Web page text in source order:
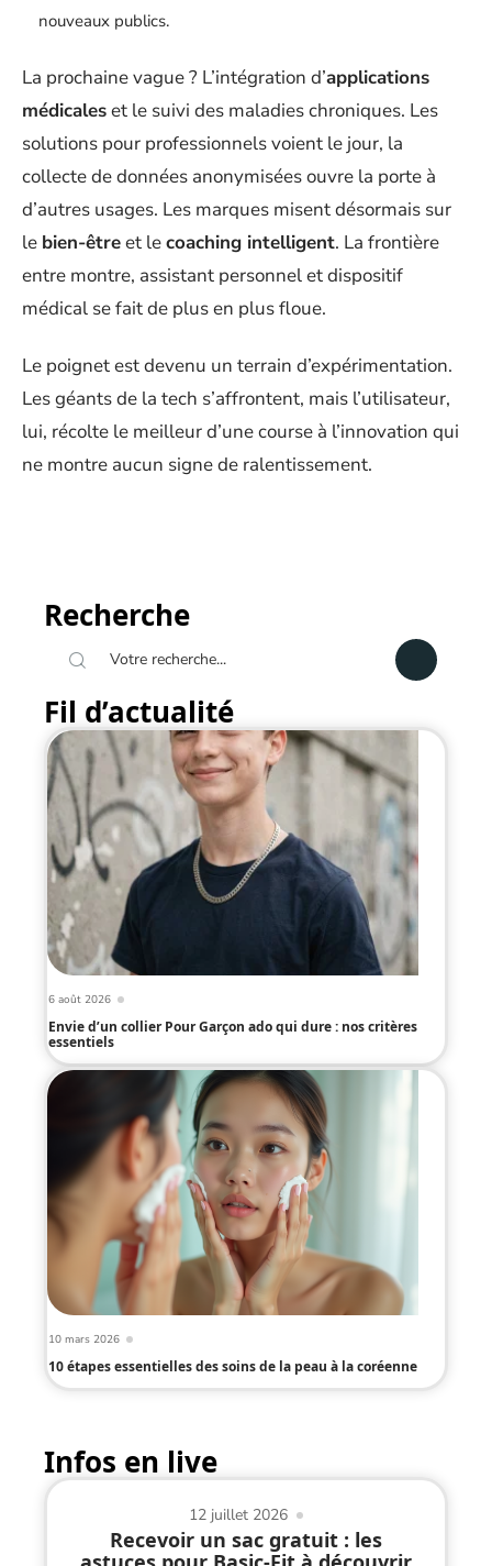
nouveaux publics.
La prochaine vague ? L’intégration d’applications
médicaleset le suivi des maladies chroniques. Les
solutions pour professionnels voient le jour, la
collecte de données anonymisées ouvre la porte à
d’autres usages. Les marques misent désormais sur
le bien-êtreet lecoaching intelligent. La frontière
entre montre, assistant personnel et dispositif
médical se fait de plus en plus floue.
Le poignet est devenu un terrain d’expérimentation.
Les géants de la tech s’affrontent, mais l’utilisateur,
lui, récolte le meilleur d’une course à l’innovation qui
ne montre aucun signe de ralentissement.
Recherche
Fil d’actualité
6 août 2026
Envie d’un collier Pour Garçon ado qui dure : nos critères
essentiels
10 mars 2026
10 étapes essentielles des soins de la peau à la coréenne
Infos en live
12 juillet 2026
Recevoir un sac gratuit : les